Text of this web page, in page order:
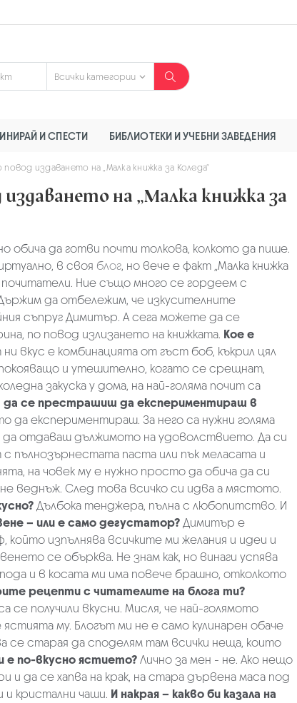
И СПЕСТИ БИБЛИОТЕКИ И УЧЕБНИ ЗАВЕДЕНИЯ
издаването на „Малка книжка за Коледа“
на „Малка книжка за
обича да готви почти толкова, колкото да пише.
в своя блог, но вече е факт „Малка книжка
Ние също много се гордеем с
да отбележим, че изкусителните
съпруг Димитър. А сега можете да се
по повод излизането на книжката. Кое е
вкус е комбинацията от гъст боб, къкрил цял
и утешително, когато се срещнат,
закуска у дома, на най-голяма почит са
да се престрашиш да експериментираш в
експериментираш. За него са нужни голяма
отдаваш дължимото на удоволствието. Да си
пълнозърнестата паста или пък меласата и
на човек му е нужно просто да обича да си
веднъж. След това всичко си идва а мястото.
Дълбока тенджера, пълна с любопитство. И
– или е само дегустатор?Димитър е
изпълнява всичките ми желания и идеи и
се обърква. Не знам как, но винаги успява
и в косата ми има повече брашно, отколкото
рецепти с читателите на блога ти?
получили вкусни. Мисля, че най-голямото
му. Блогът ми не е само кулинарен обаче
се старая да споделям там всички неща, които
е по-вкусно ястието?Лично за мен - не. Ако нещо
да се хапва на крак, на стара дървена маса под
и кристални чаши. И накрая – какво би казала на